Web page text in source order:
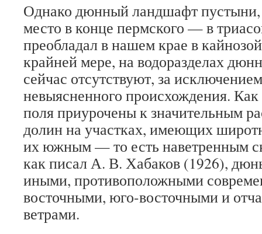
Однако дюнный ландшафт
место в конце пермского — в
преобладал в нашем крае в
крайней мере, на водоразделах
сейчас отсутствуют, за
невыясненного происхождения.
поля приурочены к значительным
долин на участках, имеющих
их южным — то есть наветренным
как писал А. В. Хабаков (1926),
иными, противоположными
восточными, юго-восточными и
ветрами.